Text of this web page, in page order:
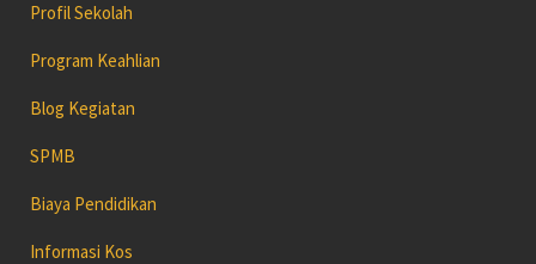
Profil Sekolah
Program Keahlian
Blog Kegiatan
SPMB
Biaya Pendidikan
Informasi Kos